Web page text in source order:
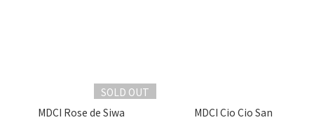
SOLD OUT
MDCI Rose de Siwa
MDCI Cio Cio San